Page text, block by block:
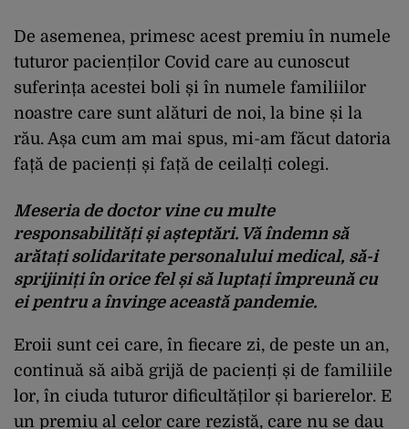
De asemenea, primesc acest premiu în numele
tuturor pacienților Covid care au cunoscut
suferința acestei boli și în numele familiilor
noastre care sunt alături de noi, la bine și la
rău. Așa cum am mai spus, mi-am făcut datoria
față de pacienți și față de ceilalți colegi.
Meseria de doctor vine cu multe
responsabilități și așteptări. Vă îndemn să
arătați solidaritate personalului medical, să-i
sprijiniți în orice fel și să luptați împreună cu
ei pentru a învinge această pandemie.
Eroii sunt cei care, în fiecare zi, de peste un an,
continuă să aibă grijă de pacienți și de familiile
lor, în ciuda tuturor dificultăților și barierelor. E
un premiu al celor care rezistă, care nu se dau